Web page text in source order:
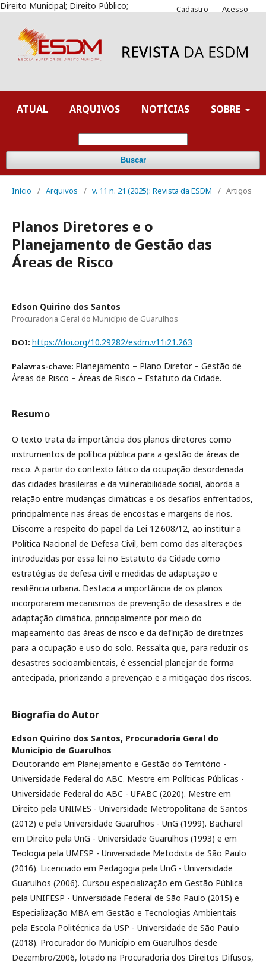
Direito Municipal; Direito Público;
ATUAL ARQUIVOS NOTÍCIAS SOBRE
Buscar
Cadastro Acesso
Início / Arquivos / v. 11 n. 21 (2025): Revista da ESDM / Artigos
Planos Diretores e o
Planejamento de Gestão das
Áreas de Risco
Edson Quirino dos Santos
Procuradoria Geral do Município de Guarulhos
DOI: https://doi.org/10.29282/esdm.v11i21.263
Palavras-chave: Planejamento – Plano Diretor – Gestão de
Áreas de Risco – Áreas de Risco – Estatuto da Cidade.
Resumo
O texto trata da importância dos planos diretores como
instrumentos de política pública para a gestão de áreas de
risco. A partir do contexto fático da ocupação desordenada
das cidades brasileiras e da vulnerabilidade social, aborda a
relação entre mudanças climáticas e os desafios enfrentados,
principalmente nas áreas de encostas e margens de rios.
Discorre a respeito do papel da Lei 12.608/12, ao instituir a
Política Nacional de Defesa Civil, bem como das alterações
introduzidas por essa lei no Estatuto da Cidade como
estratégias de defesa civil e medidas de adaptação e
resiliência urbana. Destaca a importância de os planos
incorporarem mecanismos de prevenção de desastres e de
adaptação climática, principalmente por meio do
mapeamento das áreas de risco e da definição de diretrizes
para a ocupação e uso do solo. Ressalta que, para reduzir os
desastres socioambientais, é essencial planejar de forma
antecipada, priorizando a prevenção e a mitigação dos riscos.
Biografia do Autor
Edson Quirino dos Santos, Procuradoria Geral do
Município de Guarulhos
Doutorando em Planejamento e Gestão do Território -
Universidade Federal do ABC. Mestre em Políticas Públicas -
Universidade Federal do ABC - UFABC (2020). Mestre em
Direito pela UNIMES - Universidade Metropolitana de Santos
(2012) e pela Universidade Guarulhos - UnG (1999). Bacharel
em Direito pela UnG - Universidade Guarulhos (1993) e em
Teologia pela UMESP - Universidade Metodista de São Paulo
(2016). Licenciado em Pedagogia pela UnG - Universidade
Guarulhos (2006). Cursou especialização em Gestão Pública
pela UNIFESP - Universidade Federal de São Paulo (2015) e
Especialização MBA em Gestão e Tecnologias Ambientais
pela Escola Politécnica da USP - Universidade de São Paulo
(2018). Procurador do Município em Guarulhos desde
Dezembro/2006, lotado na Procuradoria dos Direitos Difusos,